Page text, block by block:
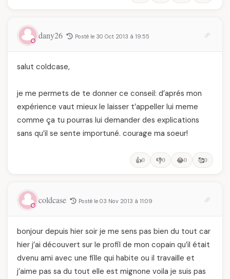
dany26 Posté le 30 Oct 2013 à 19:55
salut coldcase,
je me permets de te donner ce conseil: d’aprés mon
expérience vaut mieux le laisser t’appeller lui meme
comme ça tu pourras lui demander des explications
sans qu’il se sente importuné. courage ma soeur!
👍0 👎0 😂0 🥰0
coldcase Posté le 03 Nov 2013 à 11:09
bonjour depuis hier soir je me sens pas bien du tout car
hier j’ai découvert sur le profil de mon copain qu’il était
dvenu ami avec une fille qui habite ou il travaille et
j’aime pas sa du tout elle est mignone voila je suis pas